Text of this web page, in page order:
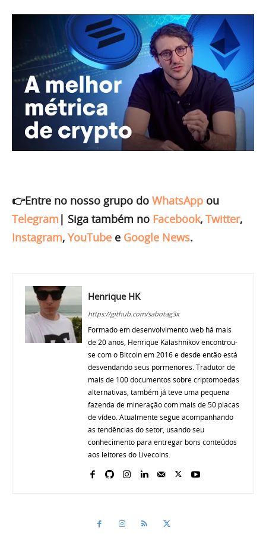
👉Entre no nosso grupo do WhatsApp ou
Telegram | Siga também no Facebook, Twitter,
Instagram, YouTube e Google News.
Henrique HK
https://github.com/sabotag3x
Formado em desenvolvimento web há mais
de 20 anos, Henrique Kalashnikov encontrou-
se com o Bitcoin em 2016 e desde então está
desvendando seus pormenores. Tradutor de
mais de 100 documentos sobre criptomoedas
alternativas, também já teve uma pequena
fazenda de mineração com mais de 50 placas
de vídeo. Atualmente segue acompanhando
as tendências do setor, usando seu
conhecimento para entregar bons conteúdos
aos leitores do Livecoins.